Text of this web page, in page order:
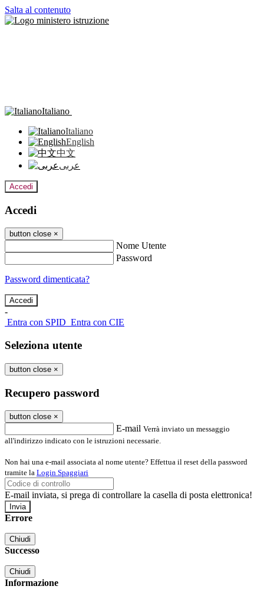
Salta al contenuto
Italiano
Italiano
English
中文
عربى
Accedi
Accedi
button close ×
Nome Utente
Password
Password dimenticata?
-
Entra con SPID Entra con CIE
Seleziona utente
button close ×
Recupero password
button close ×
E-mail Verrà inviato un messaggio
all'indirizzo indicato con le istruzioni necessarie.
Non hai una e-mail associata al nome utente? Effettua il reset della password
tramite la Login Spaggiari
E-mail inviata, si prega di controllare la casella di posta elettronica!
Errore
Chiudi
Successo
Chiudi
Informazione